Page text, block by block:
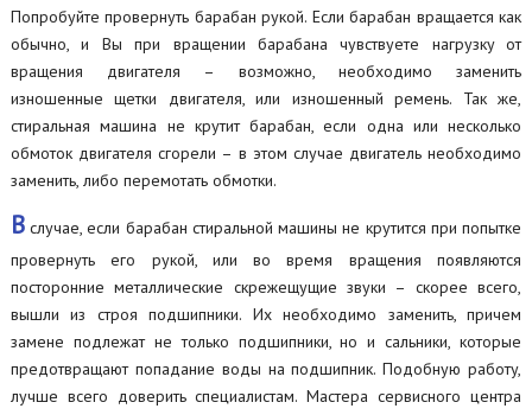
Попробуйте провернуть барабан рукой. Если барабан вращается как
обычно, и Вы при вращении барабана чувствуете нагрузку от
вращения двигателя – возможно, необходимо заменить
изношенные щетки двигателя, или изношенный ремень. Так же,
стиральная машина не крутит барабан, если одна или несколько
обмоток двигателя сгорели – в этом случае двигатель необходимо
заменить, либо перемотать обмотки.
В случае, если барабан стиральной машины не крутится при попытке
провернуть его рукой, или во время вращения появляются
посторонние металлические скрежещущие звуки – скорее всего,
вышли из строя подшипники. Их необходимо заменить, причем
замене подлежат не только подшипники, но и сальники, которые
предотвращают попадание воды на подшипник. Подобную работу,
лучше всего доверить специалистам. Мастера сервисного центра